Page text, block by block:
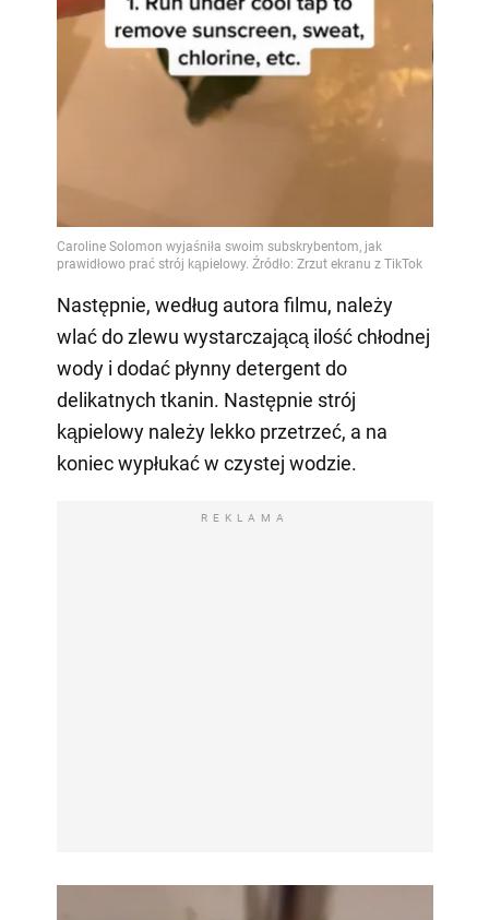
Video
Następnie, według autora filmu, należy
wlać do zlewu wystarczającą ilość chłodnej
wody i dodać płynny detergent do
delikatnych tkanin. Następnie strój
kąpielowy należy lekko przetrzeć, a na
koniec wypłukać w czystej wodzie.
REKLAMA